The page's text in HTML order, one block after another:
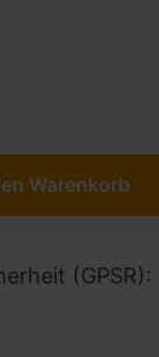
Warenkorb
(GPSR):